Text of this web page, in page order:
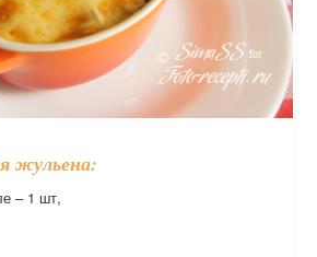
жульена:
– 1 шт,